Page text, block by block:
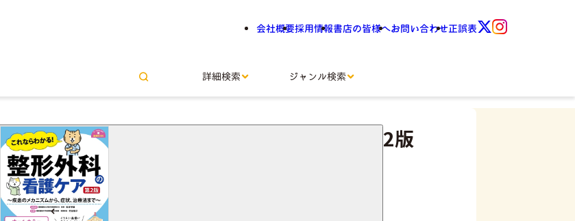
会社概要採用情報書店の皆様へお問い合わせ正誤表
詳細検索 ジャンル検索
これならわかる！ 整形外科の看護ケア 第2版
松本 守雄＝監修
代永 聡子＝監修